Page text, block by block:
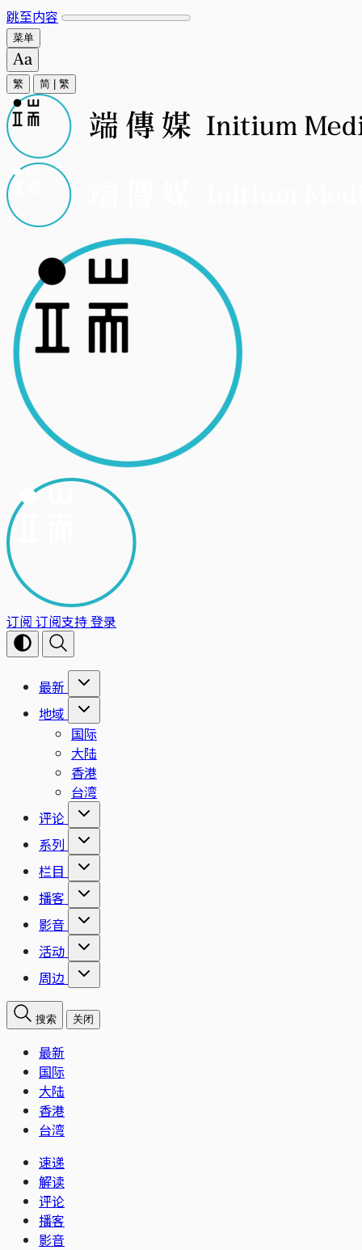
跳至内容
菜单
繁 简 繁
订阅 订阅支持登录
最新
地域
国际
大陆
香港
台湾
评论
系列
栏目
播客
影音
活动
周边
搜索 关闭
最新
国际
大陆
香港
台湾
速递
解读
评论
播客
影音